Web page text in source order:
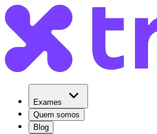
Exames
Quem somos
Blog